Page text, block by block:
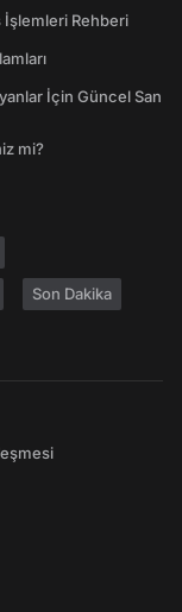
İşlemleri Rehberi
İçin Güncel San
mi?
Son Dakika